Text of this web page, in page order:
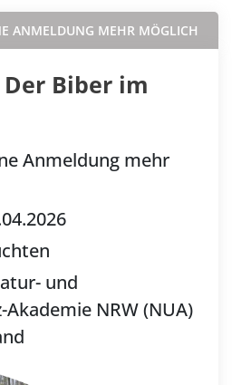
ANMELDUNG MEHR MÖGLICH
Biber im
Anmeldung mehr
und
NRW (NUA)